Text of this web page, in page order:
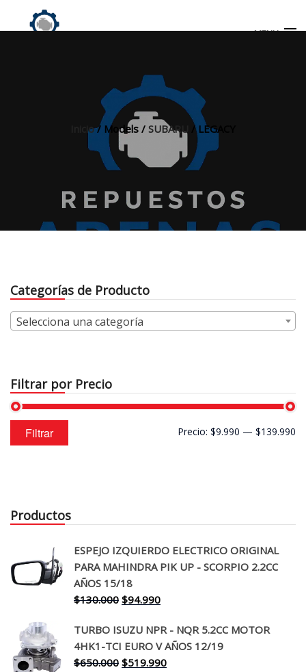
MENU
Inicio/ Models / SUBARU / LEGACY
Categorías de Producto
Selecciona una categoría
Filtrar por Precio
Precio
mínimo
Precio
máximo
Filtrar Precio: $9.990 — $139.990
Productos
ESPEJO IZQUIERDO ELECTRICO ORIGINAL
PARA MAHINDRA PIK UP - SCORPIO 2.2CC
AÑOS 15/18
$130.000 El
original
era:
$130.000.
$94.990El
actual
es:
$94.990.
TURBO ISUZU NPR - NQR 5.2CC MOTOR
4HK1-TCI EURO V AÑOS 12/19
$650.000 El
$519.990El